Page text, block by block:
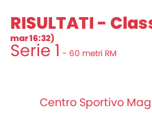
RISULTATI -
mar 16:32)
Serie 1 - 60 metri RM
Centro Sportivo